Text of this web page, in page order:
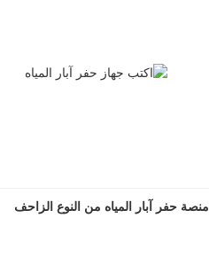
منصة حفر آبار المياه من النوع الزاحف